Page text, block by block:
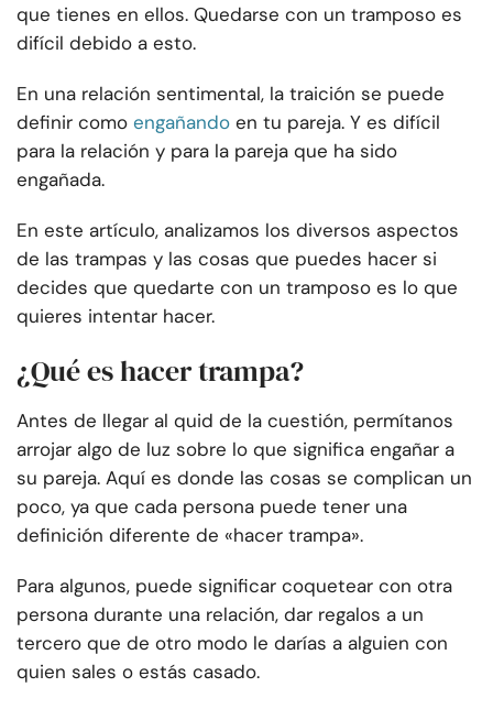
que tienes en ellos. Quedarse con un tramposo es
difícil debido a esto.
En una relación sentimental, la traición se puede
definir como engañando en tu pareja. Y es difícil
para la relación y para la pareja que ha sido
engañada.
En este artículo, analizamos los diversos aspectos
de las trampas y las cosas que puedes hacer si
decides que quedarte con un tramposo es lo que
quieres intentar hacer.
¿Qué es hacer trampa?
Antes de llegar al quid de la cuestión, permítanos
arrojar algo de luz sobre lo que significa engañar a
su pareja. Aquí es donde las cosas se complican un
poco, ya que cada persona puede tener una
definición diferente de «hacer trampa».
Para algunos, puede significar coquetear con otra
persona durante una relación, dar regalos a un
tercero que de otro modo le darías a alguien con
quien sales o estás casado.